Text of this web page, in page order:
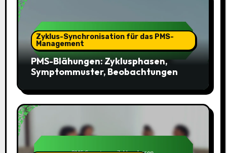
Zyklus-Synchronisation für das PMS-
Management
PMS-Blähungen: Zyklusphasen,
Symptommuster, Beobachtungen